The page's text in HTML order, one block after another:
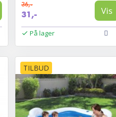
36,-
31,- Vis
På lager
TILBUD